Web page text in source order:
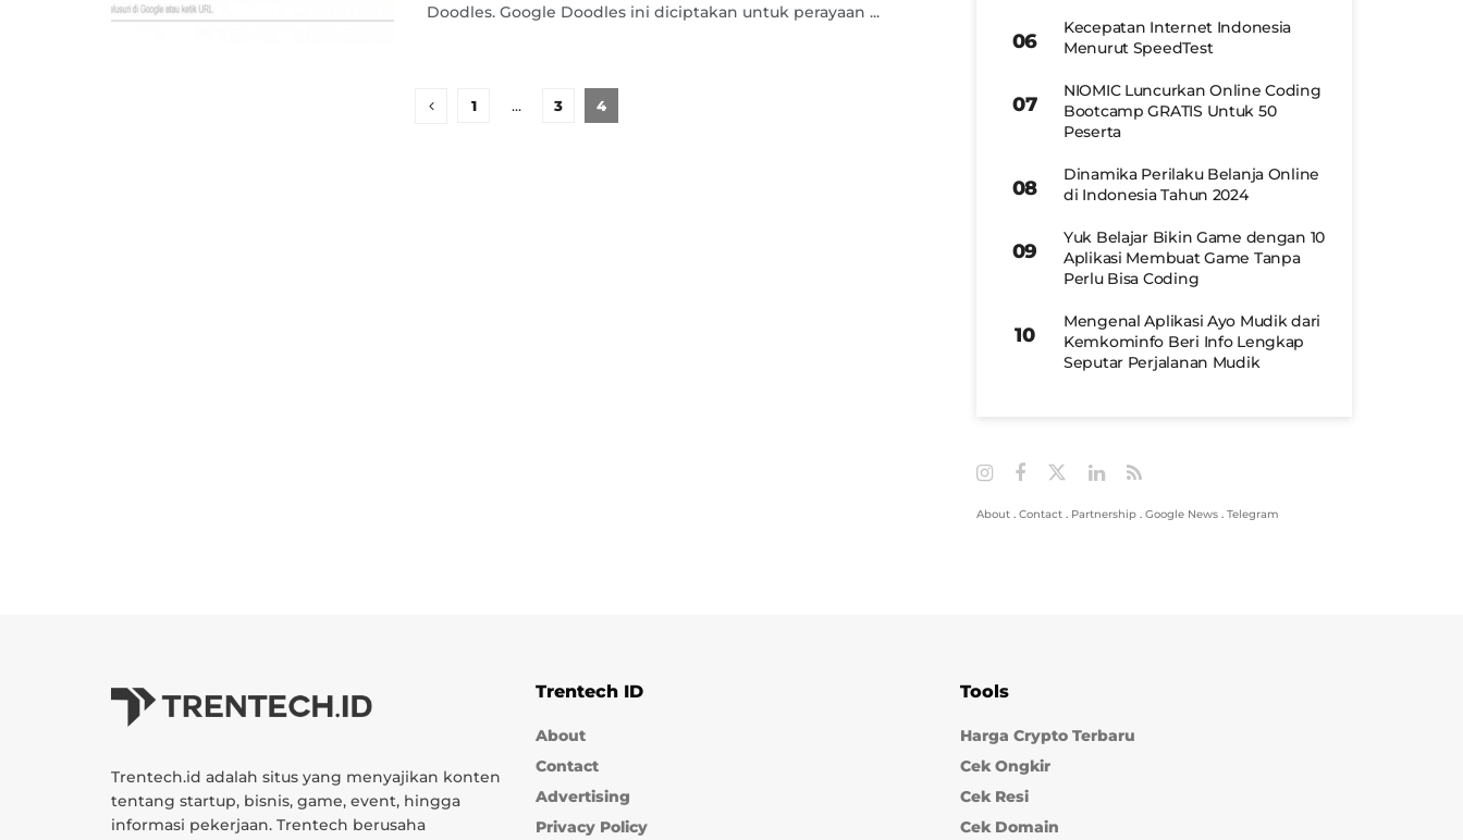
Doodles. Google Doodles ini diciptakan untuk perayaan ...
1 … 3 4
Kecepatan Internet Indonesia
Menurut SpeedTest
NIOMIC Luncurkan Online Coding
Bootcamp GRATIS Untuk 50
Peserta
Dinamika Perilaku Belanja Online
di Indonesia Tahun 2024
Yuk Belajar Bikin Game dengan 10
Aplikasi Membuat Game Tanpa
Perlu Bisa Coding
Mengenal Aplikasi Ayo Mudik dari
Kemkominfo Beri Info Lengkap
Seputar Perjalanan Mudik
About . Contact . Partnership . Google News . Telegram
Trentech.id adalah situs yang menyajikan konten
tentang startup, bisnis, game, event, hingga
informasi pekerjaan. Trentech berusaha
Trentech ID
About
Contact
Advertising
Privacy Policy
Tools
Harga Crypto Terbaru
Cek Ongkir
Cek Resi
Cek Domain